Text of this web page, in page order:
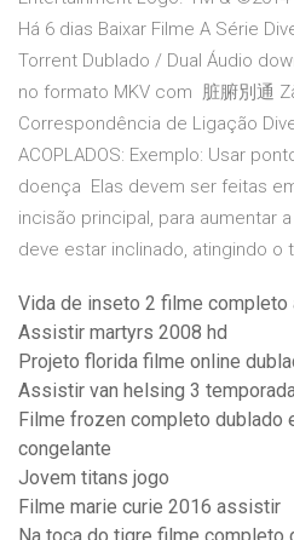
Há 6 dias Baixar Filme A Série
Torrent Dublado / Dual Áudio
no formato MKV com 脏腑別通
Correspondência de Ligação
ACOPLADOS: Exemplo: Usar
doença Elas devem ser feitas
incisão principal, para aumentar
deve estar inclinado, atingindo o
Vida de inseto 2 filme
Assistir martyrs 2008 hd
Projeto florida filme online
Assistir van helsing 3
Filme frozen completo dublado
congelante
Jovem titans jogo
Filme marie curie 2016 assistir